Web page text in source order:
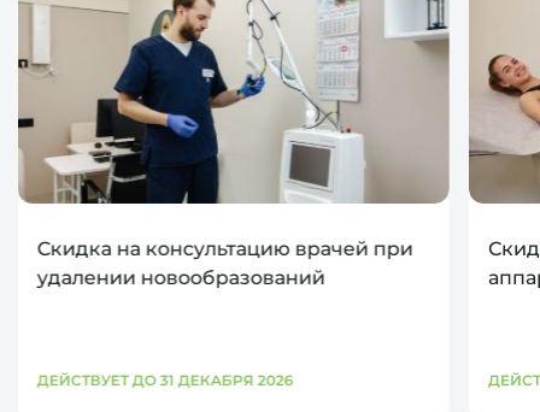
Скидка на консультацию врачей при
удалении новообразований
ДЕЙСТВУЕТ ДО 31 ДЕКАБРЯ 2026